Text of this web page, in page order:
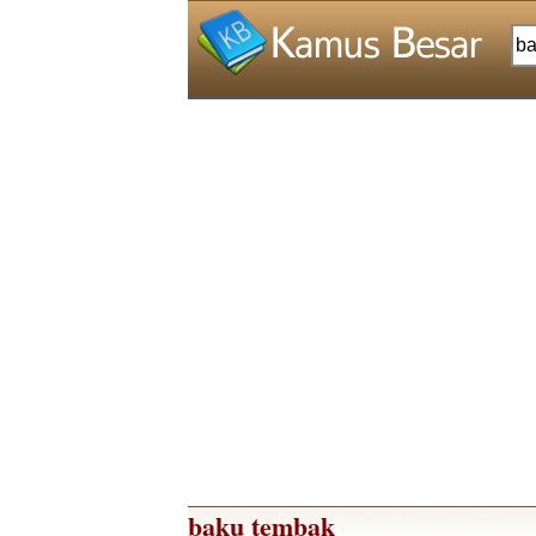
baku tembak